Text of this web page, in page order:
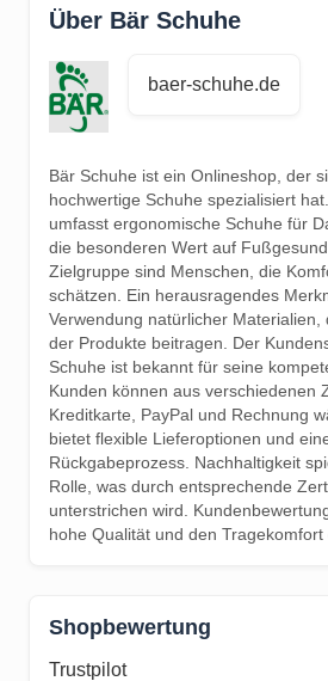
Über Bär Schuhe
baer-schuhe.de
Bär Schuhe ist ein Onlineshop, der
hochwertige Schuhe spezialisiert
umfasst ergonomische Schuhe für
die besonderen Wert auf
Zielgruppe sind Menschen, die
schätzen. Ein herausragendes
Verwendung natürlicher Materialien,
der Produkte beitragen. Der
Schuhe ist bekannt für seine
Kunden können aus verschiedenen
Kreditkarte, PayPal und Rechnung
bietet flexible Lieferoptionen und
Rückgabeprozess. Nachhaltigkeit
Rolle, was durch entsprechende
unterstrichen wird.
hohe Qualität und den Tragekomfort
Shopbewertung
Trustpilot